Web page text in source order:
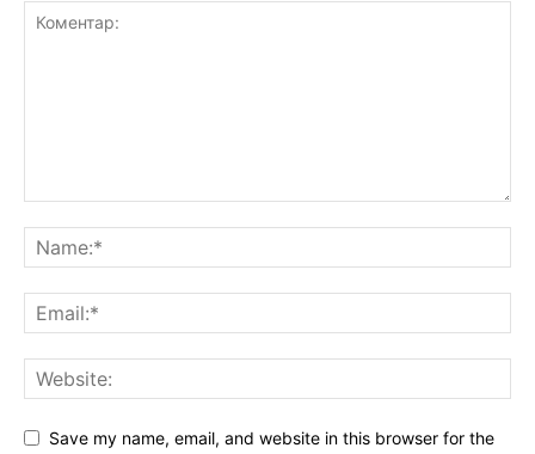
Save my name, email, and website in this browser for the